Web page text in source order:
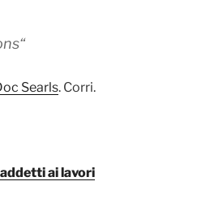
“
Searls. Corri.
ai lavori